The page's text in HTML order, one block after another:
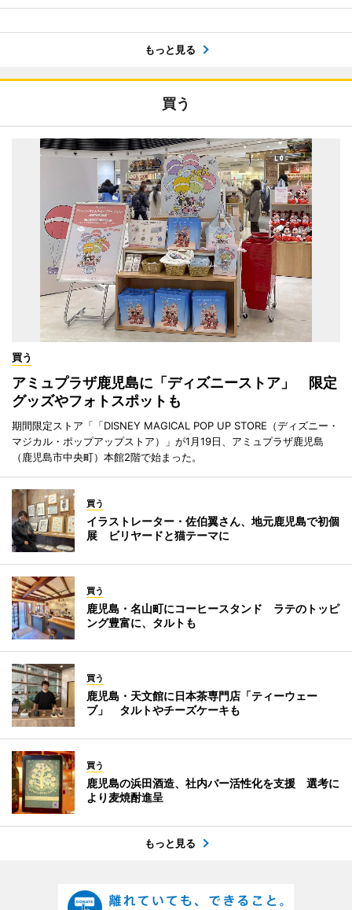
もっと見る
買う
買う
アミュプラザ鹿児島に「ディズニーストア」 限定
グッズやフォトスポットも
期間限定ストア「「DISNEY MAGICAL POP UP STORE（ディズニー・
マジカル・ポップアップストア）」が1月19日、アミュプラザ鹿児島
（鹿児島市中央町）本館2階で始まった。
買う
イラストレーター・佐伯翼さん、地元鹿児島で初個
展 ビリヤードと猫テーマに
買う
鹿児島・名山町にコーヒースタンド ラテのトッピ
ング豊富に、タルトも
買う
鹿児島・天文館に日本茶専門店「ティーウェー
ブ」 タルトやチーズケーキも
買う
鹿児島の浜田酒造、社内バー活性化を支援 選考に
より麦焼酎進呈
もっと見る